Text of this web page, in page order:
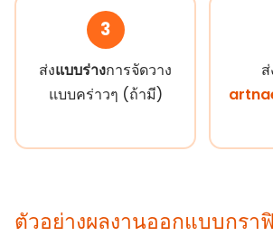
3
ส่งแบบร่างการจัดวาง
แบบคร่าวๆ (ถ้ามี)
ตัวอย่างผลงานออกแบบกรา